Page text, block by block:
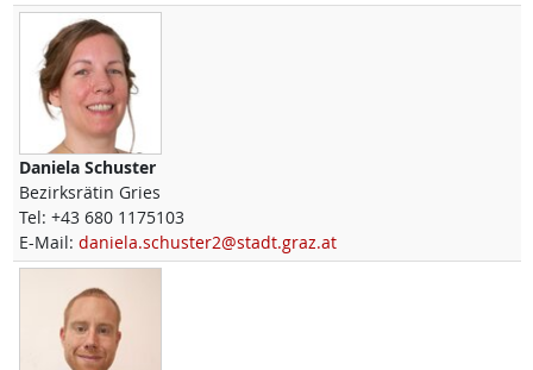
Daniela Schuster
Bezirksrätin Gries
Tel: +43 680 1175103
E-Mail: daniela.schuster2@stadt.graz.at